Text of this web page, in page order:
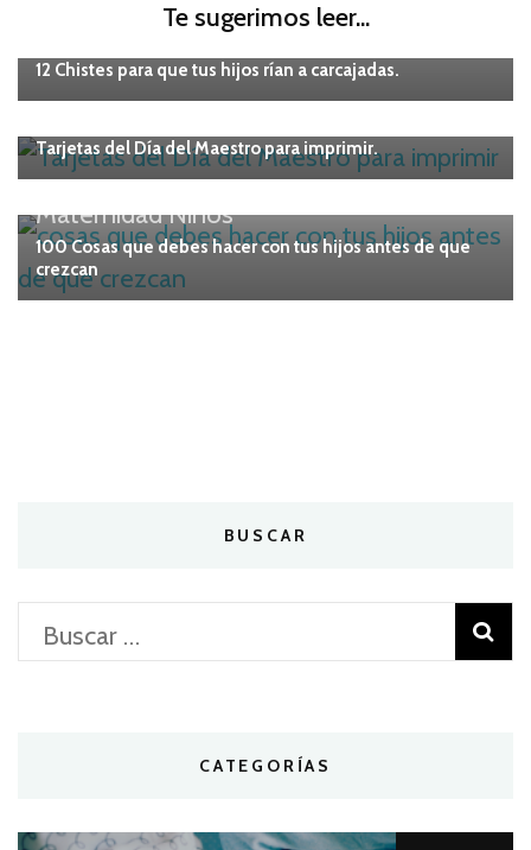
Te sugerimos leer...
Niños
12 Chistes para que tus hijos rían a carcajadas.
Tarjetas del Día del Maestro para imprimir.
MaternidadNiños
100 Cosas que debes hacer con tus hijos antes de que
crezcan
BUSCAR
Buscar:
CATEGORÍAS